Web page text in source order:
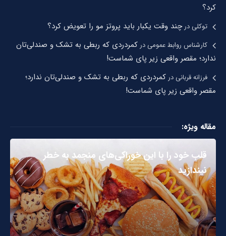
کرد؟
توکلیدرچند وقت یکبار باید پروتز مو را تعویض کرد؟
کارشناس روابط عمومیدر کمردردی که ربطی به تشک و صندلی‌تان
ندارد؛ مقصر واقعی زیر پای شماست!
فرزانه قربانیدر کمردردی که ربطی به تشک و صندلی‌تان ندارد؛
مقصر واقعی زیر پای شماست!
مقاله ویژه:
قلب خود را با این خوراکی‌های منجمد به خطر
نیندازید